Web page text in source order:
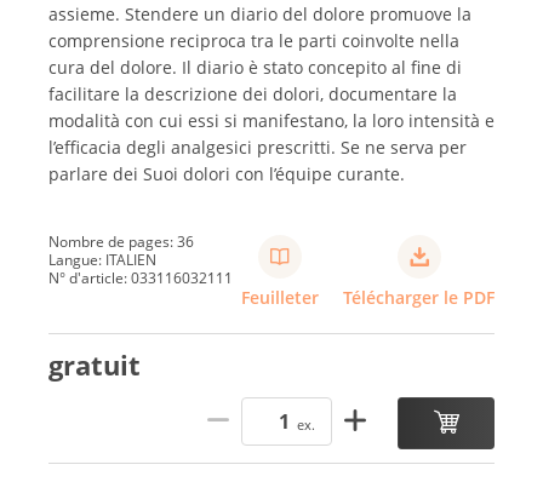
assieme. Stendere un diario del dolore promuove la
comprensione reciproca tra le parti coinvolte nella
cura del dolore. Il diario è stato concepito al fine di
facilitare la descrizione dei dolori, documentare la
modalità con cui essi si manifestano, la loro intensità e
l’efficacia degli analgesici prescritti. Se ne serva per
parlare dei Suoi dolori con l’équipe curante.
Nombre de pages: 36
Langue: ITALIEN
N° d'article: 033116032111
Feuilleter Télécharger le PDF
gratuit
ex.